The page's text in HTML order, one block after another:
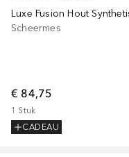
Luxe Fusion Hout
Scheermes
€ 84,75
1 Stuk
CADEAU